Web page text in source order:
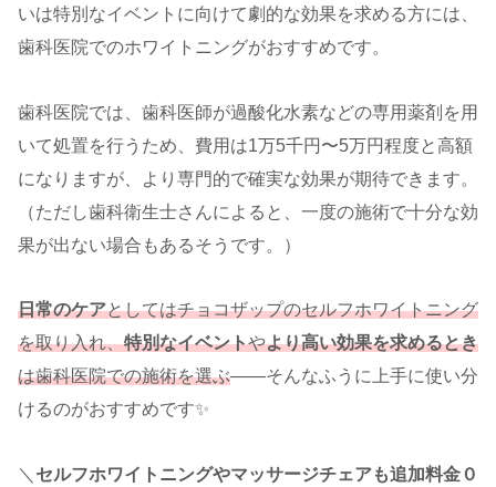
いは特別なイベントに向けて劇的な効果を求める方には、
歯科医院でのホワイトニングがおすすめです。
歯科医院では、歯科医師が過酸化水素などの専用薬剤を用
いて処置を行うため、費用は1万5千円〜5万円程度と高額
になりますが、より専門的で確実な効果が期待できます。
（ただし歯科衛生士さんによると、一度の施術で十分な効
果が出ない場合もあるそうです。）
日常のケアとしてはチョコザップのセルフホワイトニング
を取り入れ、特別なイベントやより高い効果を求めるとき
は歯科医院での施術を選ぶ――そんなふうに上手に使い分
けるのがおすすめです✨
＼ セルフホワイトニングやマッサージチェアも追加料金０